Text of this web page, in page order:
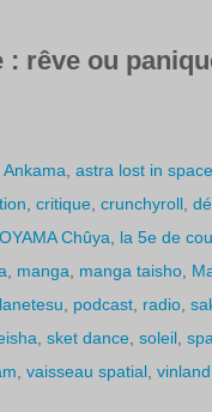
rêve ou
Ankama astra lost in space
critique, crunchyroll,
Chûya
la 5e de
manga manga taisho,
podcast, radio,
sket dance, soleil,
vaisseau spatial,